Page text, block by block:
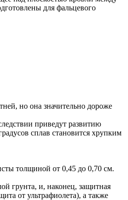
для фальцевого
но она значительно дороже
приведут развитию
сплав становится хрупким
толщиной от 0,45 до 0,70 см.
грунта, и, наконец, защитная
от ультрафиолета), а также